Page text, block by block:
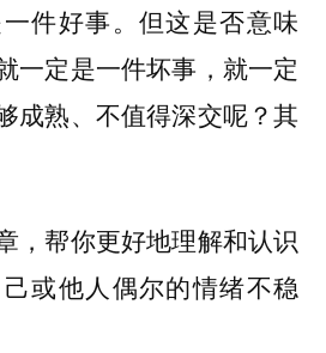
件好事。但这是否意味
一定是一件坏事，就一定
成熟、不值得深交呢？其
，帮你更好地理解和认识
或他人偶尔的情绪不稳